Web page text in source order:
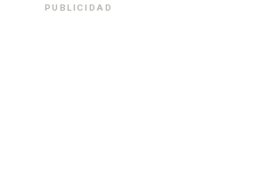
PUBLICIDAD